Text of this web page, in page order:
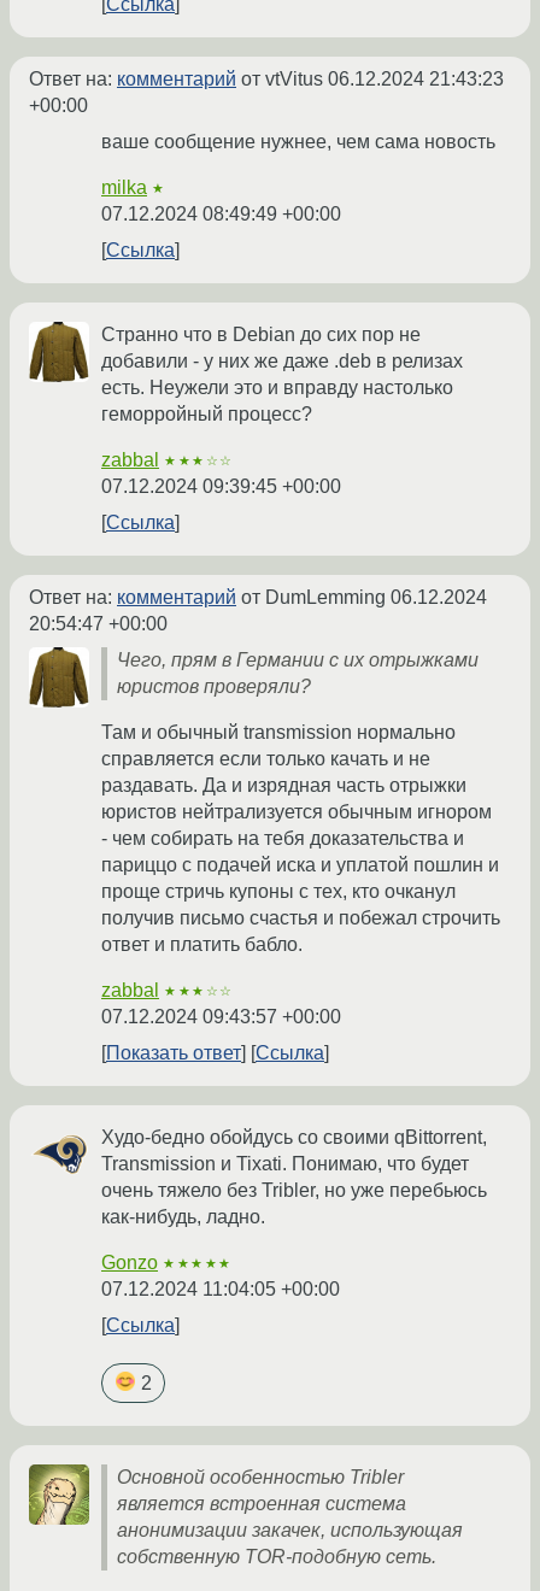
Ссылка
Ответ на: комментарий от vtVitus 06.12.2024 21:43:23
+00:00
ваше сообщение нужнее, чем сама новость
milka ★
07.12.2024 08:49:49 +00:00
Ссылка
Странно что в Debian до сих пор не
добавили - у них же даже .deb в релизах
есть. Неужели это и вправду настолько
геморройный процесс?
zabbal ★★★☆☆
07.12.2024 09:39:45 +00:00
Ссылка
Ответ на: комментарий от DumLemming 06.12.2024
20:54:47 +00:00
Чего, прям в Германии с их отрыжками
юристов проверяли?
Там и обычный transmission нормально
справляется если только качать и не
раздавать. Да и изрядная часть отрыжки
юристов нейтрализуется обычным игнором
- чем собирать на тебя доказательства и
париццо с подачей иска и уплатой пошлин и
проще стричь купоны с тех, кто очканул
получив письмо счастья и побежал строчить
ответ и платить бабло.
zabbal ★★★☆☆
07.12.2024 09:43:57 +00:00
Показать ответ
Ссылка
Худо-бедно обойдусь со своими qBittorrent,
Transmission и Tixati. Понимаю, что будет
очень тяжело без Tribler, но уже перебьюсь
как-нибудь, ладно.
Gonzo ★★★★★
07.12.2024 11:04:05 +00:00
Ссылка
2
Основной особенностью Tribler
является встроенная система
анонимизации закачек, использующая
собственную TOR-подобную сеть.